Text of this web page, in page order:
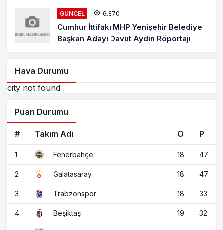
GÜNCEL 6.870
Cumhur İttifakı MHP Yenişehir Belediye
Başkan Adayı Davut Aydın Röportajı
Hava Durumu
city not found
Puan Durumu
# Takım Adı O P
1 Fenerbahçe 18 47
2 Galatasaray 18 47
3 Trabzonspor 18 33
4 Beşiktaş 19 32